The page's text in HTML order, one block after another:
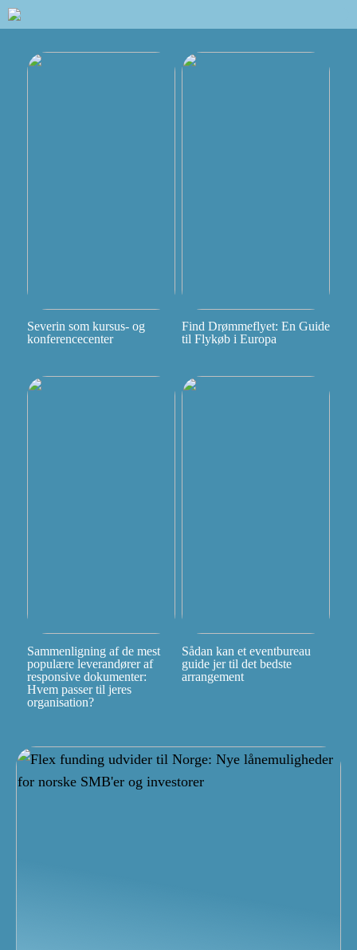
Severin som kursus- og
konferencecenter
Find Drømmeflyet: En Guide
til Flykøb i Europa
Sammenligning af de mest
populære leverandører af
responsive dokumenter:
Hvem passer til jeres
organisation?
Sådan kan et eventbureau
guide jer til det bedste
arrangement